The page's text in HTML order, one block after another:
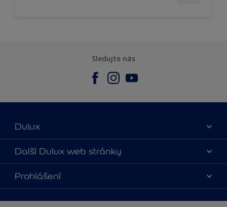
Sledujte nás
Dulux
O nás
Kontaktujte nás
Najít obchod
Další Dulux web stránky
duluxmalir.cz
duluxmaliar.sk
duluxprodejnabarev.cz
Prohlášení